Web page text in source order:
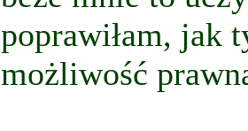
poprawiłam, jak
możliwość